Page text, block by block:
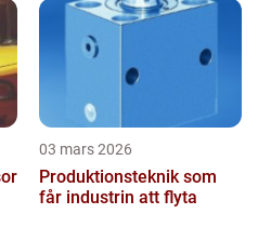
03 mars 2026
Produktionsteknik som
får industrin att flyta